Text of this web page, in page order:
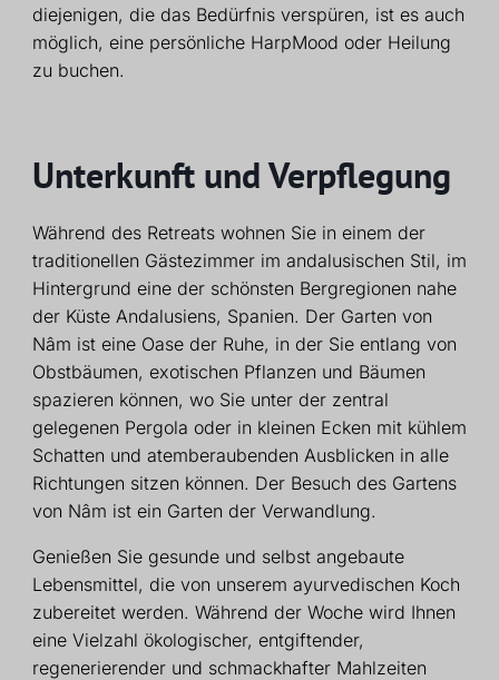
diejenigen, die das Bedürfnis verspüren, ist es auch
möglich, eine persönliche HarpMood oder Heilung
zu buchen.
Unterkunft und Verpflegung
Während des Retreats wohnen Sie in einem der
traditionellen Gästezimmer im andalusischen Stil, im
Hintergrund eine der schönsten Bergregionen nahe
der Küste Andalusiens, Spanien. Der Garten von
Nâm ist eine Oase der Ruhe, in der Sie entlang von
Obstbäumen, exotischen Pflanzen und Bäumen
spazieren können, wo Sie unter der zentral
gelegenen Pergola oder in kleinen Ecken mit kühlem
Schatten und atemberaubenden Ausblicken in alle
Richtungen sitzen können. Der Besuch des Gartens
von Nâm ist ein Garten der Verwandlung.
Genießen Sie gesunde und selbst angebaute
Lebensmittel, die von unserem ayurvedischen Koch
zubereitet werden. Während der Woche wird Ihnen
eine Vielzahl ökologischer, entgiftender,
regenerierender und schmackhafter Mahlzeiten